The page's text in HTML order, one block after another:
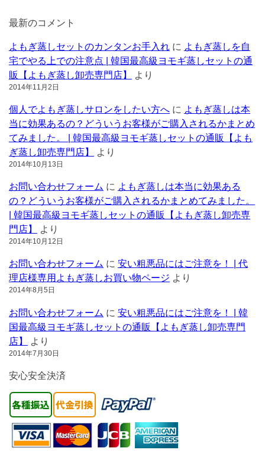
最新のコメント
よもぎ蒸しセットのカンタンお手入れ に よもぎ蒸しを自
宅でやる上での注意点 | 韓国最高級ヨモギ蒸しセットの通
販【よもぎ蒸し卸売専門店】
より
2014年11月2日
個人でよもぎ蒸しサロンをしたい方へ に よもぎ蒸しは本
当に効果あるの？どういうお客様がご購入されるかまとめ
てみました。 | 韓国最高級ヨモギ蒸しセットの通販【よも
ぎ蒸し卸売専門店】
より
2014年10月13日
お問い合わせフォーム に よもぎ蒸しは本当に効果ある
の？どういうお客様がご購入されるかまとめてみました。
| 韓国最高級ヨモギ蒸しセットの通販【よもぎ蒸し卸売専
門店】
より
2014年10月12日
お問い合わせフォーム に安い粗悪品にはご注意を！ | 代
理店様専用よもぎ蒸しお買い物ページ より
2014年8月5日
お問い合わせフォーム に安い粗悪品にはご注意を！ | 韓
国最高級ヨモギ蒸しセットの通販【よもぎ蒸し卸売専門
店】
より
2014年7月30日
安心安全決済